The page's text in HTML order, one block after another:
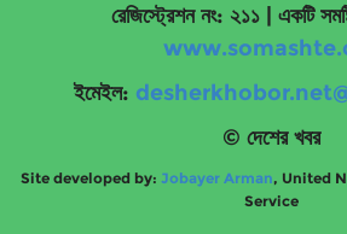
রেজিস্ট্রেশন নং: ২১১ | একটি
ইমেইল:
© দেশের খবর
Site developed by: Jobayer Arman, United
Service